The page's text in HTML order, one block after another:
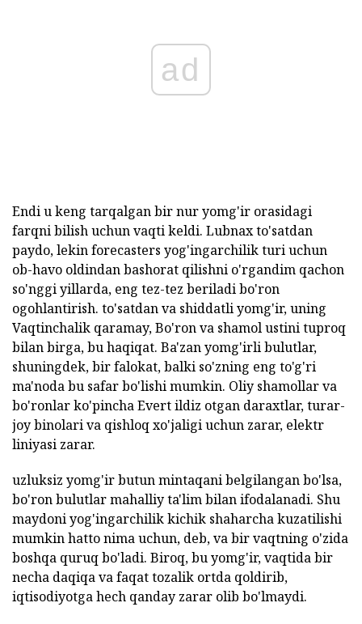
ad
Endi u keng tarqalgan bir nur yomg'ir orasidagi
farqni bilish uchun vaqti keldi. Lubnax to'satdan
paydo, lekin forecasters yog'ingarchilik turi uchun
ob-havo oldindan bashorat qilishni o'rgandim qachon
so'nggi yillarda, eng tez-tez beriladi bo'ron
ogohlantirish. to'satdan va shiddatli yomg'ir, uning
Vaqtinchalik qaramay, Bo'ron va shamol ustini tuproq
bilan birga, bu haqiqat. Ba'zan yomg'irli bulutlar,
shuningdek, bir falokat, balki so'zning eng to'g'ri
ma'noda bu safar bo'lishi mumkin. Oliy shamollar va
bo'ronlar ko'pincha Evert ildiz otgan daraxtlar, turar-
joy binolari va qishloq xo'jaligi uchun zarar, elektr
liniyasi zarar.
uzluksiz yomg'ir butun mintaqani belgilangan bo'lsa,
bo'ron bulutlar mahalliy ta'lim bilan ifodalanadi. Shu
maydoni yog'ingarchilik kichik shaharcha kuzatilishi
mumkin hatto nima uchun, deb, va bir vaqtning o'zida
boshqa quruq bo'ladi. Biroq, bu yomg'ir, vaqtida bir
necha daqiqa va faqat tozalik ortda qoldirib,
iqtisodiyotga hech qanday zarar olib bo'lmaydi.